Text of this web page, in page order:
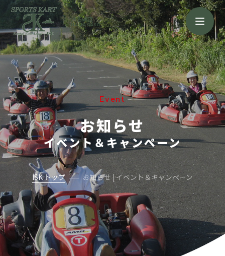
浜名湖店
HAMANAKO
Event
お知らせ
イベント＆キャンペーン
ISK トップ お知らせ | イベント＆キャンペーン